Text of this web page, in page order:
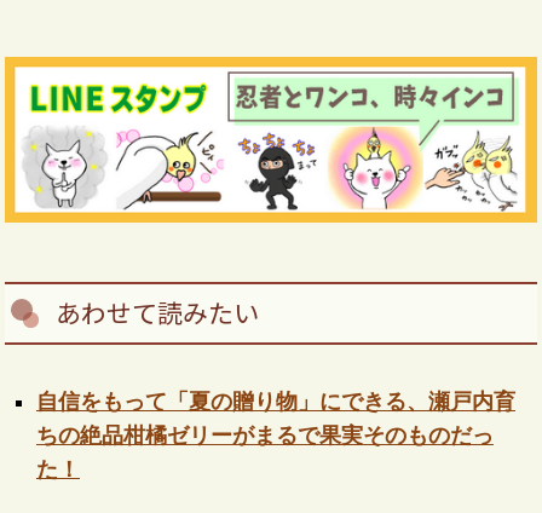
あわせて読みたい
自信をもって「夏の贈り物」にできる、瀬戸内育
ちの絶品柑橘ゼリーがまるで果実そのものだっ
た！